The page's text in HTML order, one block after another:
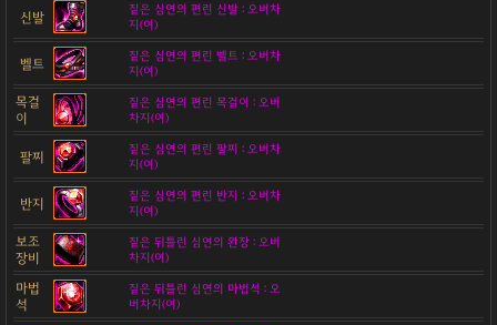
신발
짙은 심연의 편린 신발 : 오버차
지(여)
벨트
짙은 심연의 편린 벨트 : 오버차
지(여)
목걸
이
짙은 심연의 편린 목걸이 : 오버
차지(여)
팔찌
짙은 심연의 편린 팔찌 : 오버차
지(여)
반지
짙은 심연의 편린 반지 : 오버차
지(여)
보조
장비
짙은 뒤틀린 심연의 완장 : 오버
차지(여)
마법
석
짙은 뒤틀린 심연의 마법석 : 오
버차지(여)